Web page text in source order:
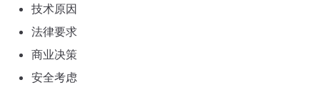
技术原因
法律要求
商业决策
安全考虑